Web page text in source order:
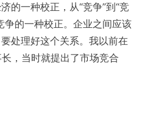
的一种校正，从“竞争”到“竞
争的一种校正。企业之间应该
处理好这个关系。我以前在
，当时就提出了市场竞合